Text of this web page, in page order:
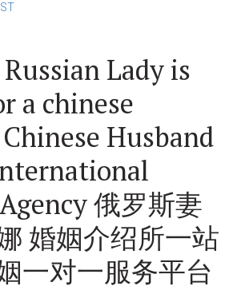
Lady is
a chinese
Husband
俄罗斯妻
婚姻介绍所一站
一对一服务平台